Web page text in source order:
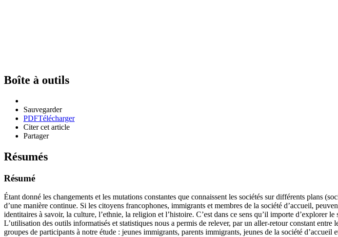
Boîte à outils
Sauvegarder
PDFTélécharger
Citer cet article
Partager
Résumés
Résumé
Étant donné les changements et les mutations constantes que connaissent les sociétés sur différents plans
d’une manière continue. Si les citoyens francophones, immigrants et membres de la société d’accueil,
identitaires à savoir, la culture, l’ethnie, la religion et l’histoire. C’est dans ce sens qu’il importe d’explorer
L’utilisation des outils informatisés et statistiques nous a permis de relever, par un aller-retour constant
groupes de participants à notre étude : jeunes immigrants, parents immigrants, jeunes de la société d’accueil